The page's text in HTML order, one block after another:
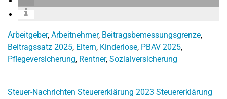
Arbeitgeber, Arbeitnehmer, Beitragsbemessungsgrenze,
Beitragssatz 2025, Eltern, Kinderlose, PBAV 2025,
Pflegeversicherung, Rentner, Sozialversicherung
Steuer-Nachrichten Steuererklärung 2023 Steuererklärung